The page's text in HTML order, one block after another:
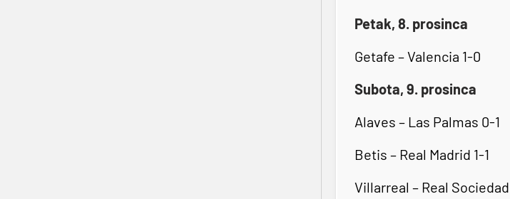
Petak, 8. prosinca
Getafe – Valencia 1-0
Subota, 9. prosinca
Alaves – Las Palmas 0-1
Betis – Real Madrid 1-1
Villarreal – Real